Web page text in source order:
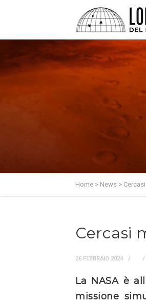
Home > News >
Cercasi
26 FEBBRAIO 2024
La NASA è
missione